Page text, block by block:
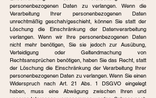
personenbezogenen Daten zu verlangen. Wenn die
Verarbeitung Ihrer personenbezogenen Daten
unrechtmäßig geschah/geschieht, können Sie statt der
Löschung die Einschränkung der Datenverarbeitung
verlangen. Wenn wir Ihre personenbezogenen Daten
nicht mehr benötigen, Sie sie jedoch zur Ausübung,
Verteidigung oder Geltendmachung von
Rechtsansprüchen benötigen, haben Sie das Recht, statt
der Löschung die Einschränkung der Verarbeitung Ihrer
personenbezogenen Daten zu verlangen. Wenn Sie einen
Widerspruch nach Art. 21 Abs. 1 DSGVO eingelegt
haben, muss eine Abwägung zwischen Ihren und